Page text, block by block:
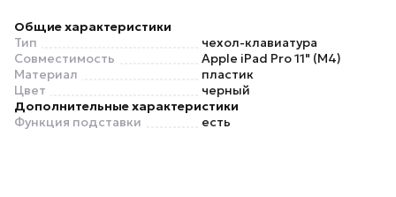
Общие характеристики
Тип
чехол-клавиатура
Совместимость
Apple iPad Pro 11" (M4)
Материал
пластик
Цвет
черный
Дополнительные характеристики
Функция подставки
есть